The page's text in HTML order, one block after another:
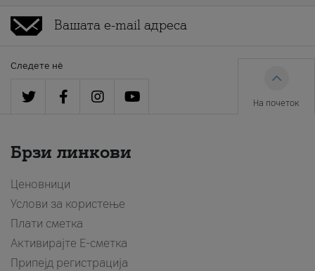
Следете нè
На почеток
Брзи линкови
Ценовници
Услови за користење
Плати сметка
Активирајте Е-сметка
Припејд регистрација